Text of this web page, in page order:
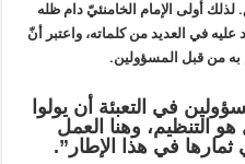
أولى الإمام الخامنئيّ دام ظله
في العديد من كلماته، واعتبر أنّ
به من قبل المسؤولين.
في التعبئة أن يولوا
هو التنظيم، وهنا العمل
ثمارها في هذا الإطار”.